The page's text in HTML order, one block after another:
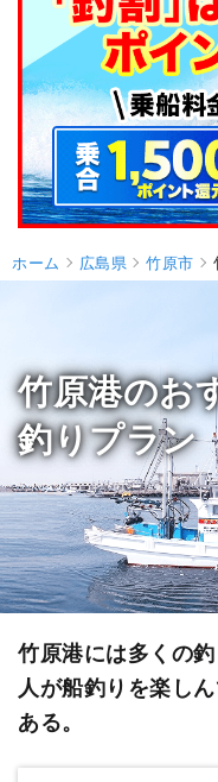
ホーム 広島県 竹原市
竹原港のお
釣りプラン
竹原港には多くの
人が船釣りを楽し
ある。